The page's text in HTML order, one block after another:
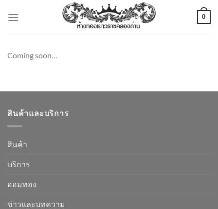
0
Coming soon…
สินค้าและบริการ
สินค้า
บริการ
ออมทอง
ข่าวและบทความ